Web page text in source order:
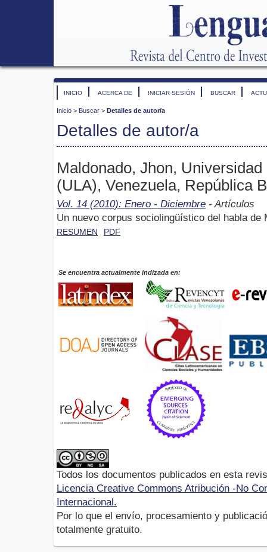
INICIO ACERCA DE INICIAR SESIÓN BUSCAR
Inicio > Buscar > Detalles de autor/a
Detalles de autor/a
Maldonado, Jhon,
(ULA), Venezuela, República
Vol. 14 (2010): Enero - Diciembre - Artículos
Un nuevo corpus sociolingüístico del habla de
RESUMEN PDF
Se encuentra actualmente indizada en:
Todos los documentos publicados en esta
Licencia Creative Commons Atribución -No
Internacional.
Por lo que el envío, procesamiento y
totalmente gratuito.